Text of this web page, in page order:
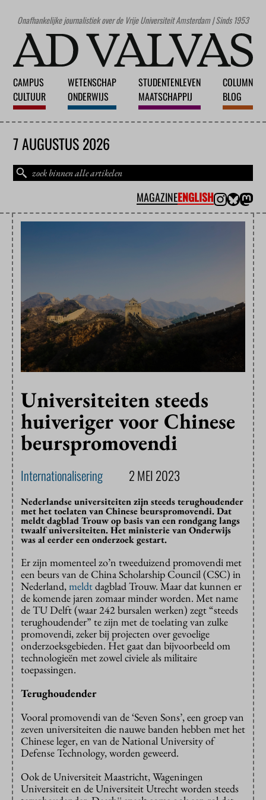
Onafhankelijke journalistiek over de Vrije Universiteit Amsterdam | Sinds 1953
CAMPUS
CULTUUR
WETENSCHAP
ONDERWIJS
STUDENTENLEVEN
MAATSCHAPPIJ
COLUMN
BLOG
7 AUGUSTUS 2026
MAGAZINEENGLISH
Universiteiten steeds
huiveriger voor Chinese
beurspromovendi
Internationalisering 2 MEI 2023
Nederlandse universiteiten zijn steeds terughoudender
met het toelaten van Chinese beurspromovendi. Dat
meldt dagblad Trouw op basis van een rondgang langs
twaalf universiteiten. Het ministerie van Onderwijs
was al eerder een onderzoek gestart.
Er zijn momenteel zo’n tweeduizend promovendi met
een beurs van de China Scholarship Council (CSC) in
Nederland,meldtdagblad Trouw. Maar dat kunnen er
de komende jaren zomaar minder worden. Met name
de TU Delft (waar 242 bursalen werken) zegt “steeds
terughoudender” te zijn met de toelating van zulke
promovendi, zeker bij projecten over gevoelige
onderzoeksgebieden. Het gaat dan bijvoorbeeld om
technologieën met zowel civiele als militaire
toepassingen.
Terughoudender
Vooral promovendi van de ‘Seven Sons’, een groep van
zeven universiteiten die nauwe banden hebben met het
Chinese leger, en van de National University of
Defense Technology, worden geweerd.
Ook de Universiteit Maastricht, Wageningen
Universiteit en de Universiteit Utrecht worden steeds